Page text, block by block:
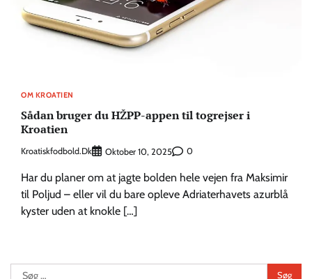
OM KROATIEN
Sådan bruger du HŽPP-appen til togrejser i
Kroatien
Kroatiskfodbold.dk Oktober 10, 2025 0
Har du planer om at jagte bolden hele vejen fra Maksimir
til Poljud – eller vil du bare opleve Adriaterhavets azurblå
kyster uden at knokle […]
Søg